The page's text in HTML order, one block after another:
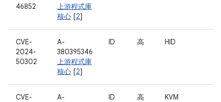
46852
上游程式庫
核心 [2]
CVE-
2024-
50302
A-
380395346
上游程式庫
核心 [2]
ID 高 HID
CVE-
A-
ID 高 KVM